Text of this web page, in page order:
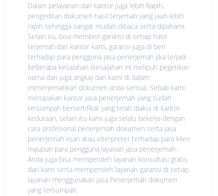
Dalam pelayanan dari kantor juga lebih Rapih,
pengeditan dokumen hasil terjemah yang jauh lebih
rapih sehingga sangat mudah dibaca serta dipahami.
Selain itu, bisa memberi garansi di setiap hasil
terjemah dari kantor kami, garansi juga di beri
terhadap para pengguna jasa penerjemah jika terjadi
beberapa kesalahan (kesalahan ini meliputi pegetikan
nama dan juga angka) dari kami di dalam
menerjemahkan dokumen anda semua. Sebab kami
merupakan kantor jasa penerjemah yang sudah
tersumpah bersertifikat yang telah diakui di kantor
kedutaan, selain itu kami juga selalu bekerja dengan
cara profesional penerjemah dokumen serta jasa
penerjemah lisan atau interpreter terhadap para klien
maupun para pengguna layanan jasa penerjemah.
Anda juga bisa memperoleh layanan konsultasi gratis
dari kami serta memperoleh layanan garansi di setiap
layanan menggunakan jasa Penerjemah dokumen
yang tersumpah.